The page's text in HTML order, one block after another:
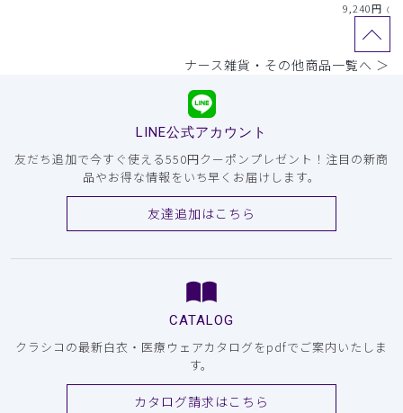
9,240円 （税
ナース雑貨・その他商品一覧へ ＞
LINE公式アカウント
友だち追加で今すぐ使える550円クーポンプレゼント！注目の新商
品やお得な情報をいち早くお届けします。
友達追加はこちら
CATALOG
クラシコの最新白衣・医療ウェアカタログをpdfでご案内いたしま
す。
カタログ請求はこちら